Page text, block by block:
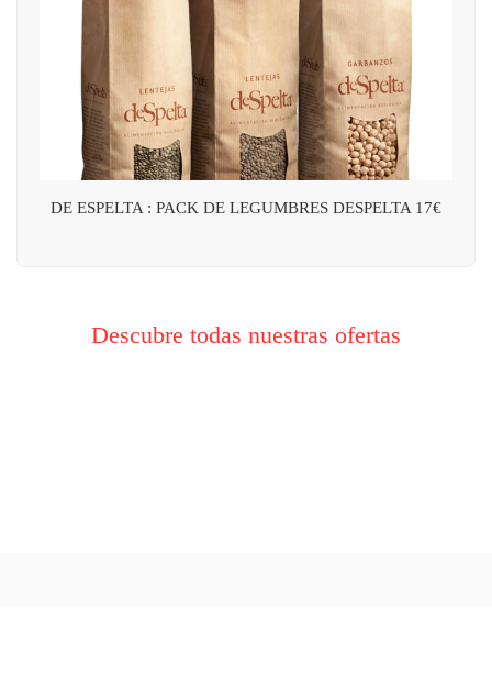
DE ESPELTA : PACK DE LEGUMBRES DESPELTA 17€
Descubre todas nuestras ofertas